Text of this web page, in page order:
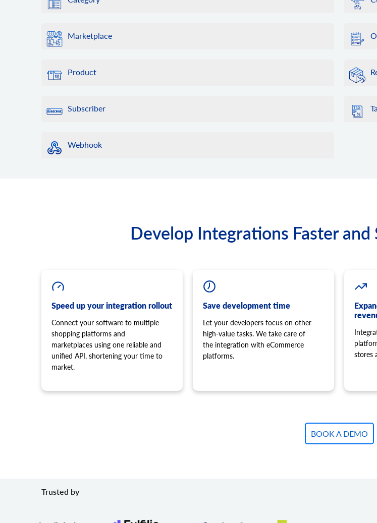
Marketplace
Product
Subscriber
Webhook
Develop Integrations Faster and
Speed up your integration rollout
Connect your software to multiple
shopping platforms and
marketplaces using one reliable and
unified API, shortening your time to
market.
Save development time
Let your developers focus on other
high-value tasks. We take care of
the integration with eCommerce
platforms.
stores
BOOK A DEMO
Trusted by